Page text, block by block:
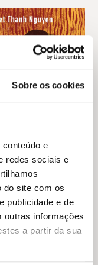
Sobre os cookies
e
redes sociais e
do site com os
publicidade e de
outras informações
a partir da sua
€O
preço
era:
24,95 €.
22,45 €O
preço
é:
22,45 €.
Simpatizante
Thanh Nguyen